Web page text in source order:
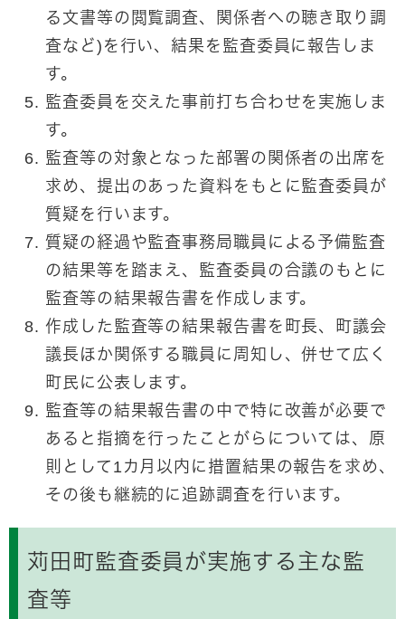
る文書等の閲覧調査、関係者への聴き取り調
査など)を行い、結果を監査委員に報告しま
す。
監査委員を交えた事前打ち合わせを実施しま
す。
監査等の対象となった部署の関係者の出席を
求め、提出のあった資料をもとに監査委員が
質疑を行います。
質疑の経過や監査事務局職員による予備監査
の結果等を踏まえ、監査委員の合議のもとに
監査等の結果報告書を作成します。
作成した監査等の結果報告書を町長、町議会
議長ほか関係する職員に周知し、併せて広く
町民に公表します。
監査等の結果報告書の中で特に改善が必要で
あると指摘を行ったことがらについては、原
則として1カ月以内に措置結果の報告を求め、
その後も継続的に追跡調査を行います。
苅田町監査委員が実施する主な監
査等